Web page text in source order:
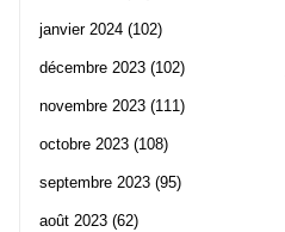
janvier 2024 (102)
décembre 2023 (102)
novembre 2023 (111)
octobre 2023 (108)
septembre 2023 (95)
août 2023 (62)